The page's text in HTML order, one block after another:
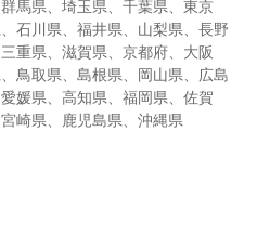
馬県、埼玉県、千葉県、東京
石川県、福井県、山梨県、長野
重県、滋賀県、京都府、大阪
鳥取県、島根県、岡山県、広島
媛県、高知県、福岡県、佐賀
崎県、鹿児島県、沖縄県